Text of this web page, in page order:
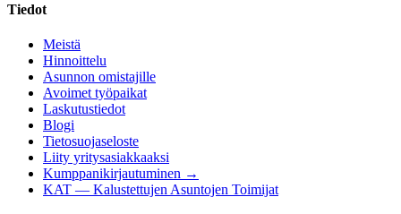
Tiedot
Meistä
Hinnoittelu
Asunnon omistajille
Avoimet työpaikat
Laskutustiedot
Blogi
Tietosuojaseloste
Liity yritysasiakkaaksi
Kumppanikirjautuminen →
KAT — Kalustettujen Asuntojen Toimijat